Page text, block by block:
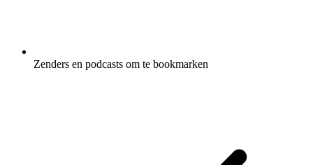
Zenders en podcasts om te bookmarken